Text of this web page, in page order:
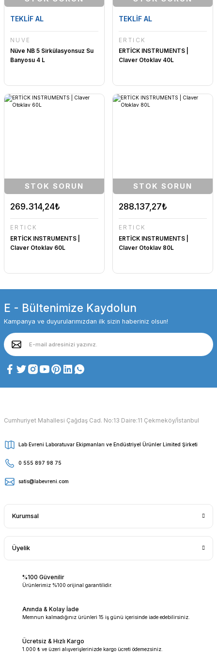
TEKLİF AL
NÜVE
Nüve NB 5 Sirkülasyonsuz Su
Banyosu 4 L
TEKLİF AL
ERTİCK
ERTİCK INSTRUMENTS |
Claver Otoklav 40L
STOK SORUN
269.314,24₺
ERTİCK
ERTİCK INSTRUMENTS |
Claver Otoklav 60L
STOK SORUN
288.137,27₺
ERTİCK
ERTİCK INSTRUMENTS |
Claver Otoklav 80L
E - Bültenimize Kaydolun
Kampanya ve duyurularımızdan ilk sizin haberiniz olsun!
Cumhuriyet Mahallesi Çağdaş Cad. No:13 Daire:11 Çekmeköy/İstanbul
Lab Evreni Laboratuvar Ekipmanları ve Endüstriyel Ürünler Limited Şirketi
0 555 897 98 75
satis@labevreni.com
Kurumsal
Üyelik
%100 Güvenilir
Ürünlerimiz %100 orijinal garantilidir.
Anında & Kolay İade
Memnun kalmadığınız ürünleri 15 iş günü içerisinde iade edebilirsiniz.
Ücretsiz & Hızlı Kargo
1.000 ₺ ve üzeri alışverişlerinizde kargo ücreti ödemezsiniz.